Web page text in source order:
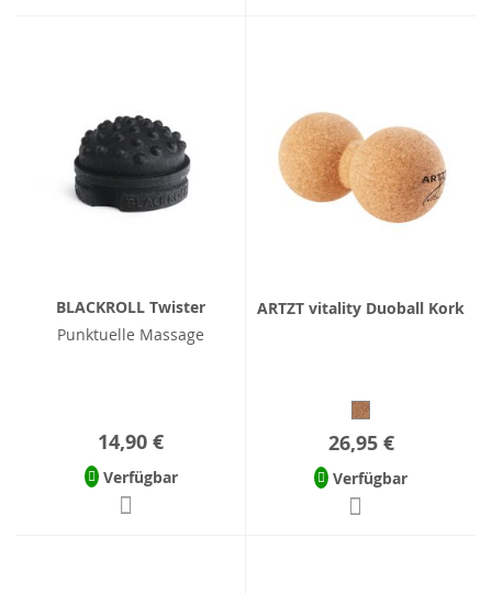
BLACKROLL Twister
Punktuelle Massage
14,90 €
Verfügbar
ARTZT vitality Duoball Kork
26,95 €
Verfügbar